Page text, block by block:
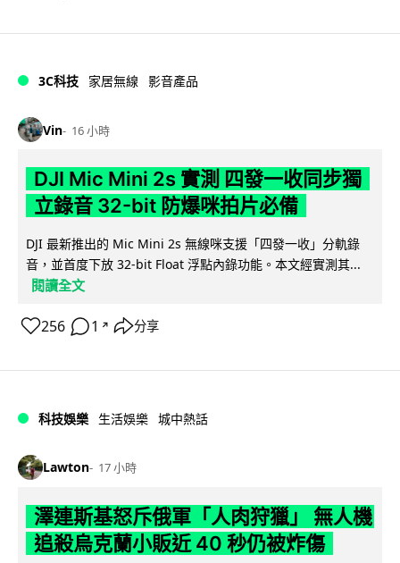
3C科技 家居無線 影音產品
Vin 16 小時
DJI Mic Mini 2s 實測 四發一收同步獨
立錄音 32-bit 防爆咪拍片必備
DJI 最新推出的 Mic Mini 2s 無線咪支援「四發一收」分軌錄
音，並首度下放 32-bit Float 浮點內錄功能。本文經實測其...
閱讀全文
256 1 ↗ 分享
科技娛樂 生活娛樂 城中熱話
Lawton 17 小時
澤連斯基怒斥俄軍「人肉狩獵」 無人機
追殺烏克蘭小販近 40 秒仍被炸傷